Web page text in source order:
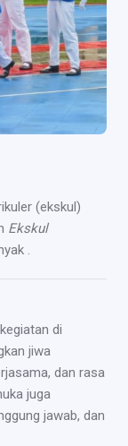
(ekskul)
Ekskul
.
di
jiwa
dan rasa
juga
jawab, dan